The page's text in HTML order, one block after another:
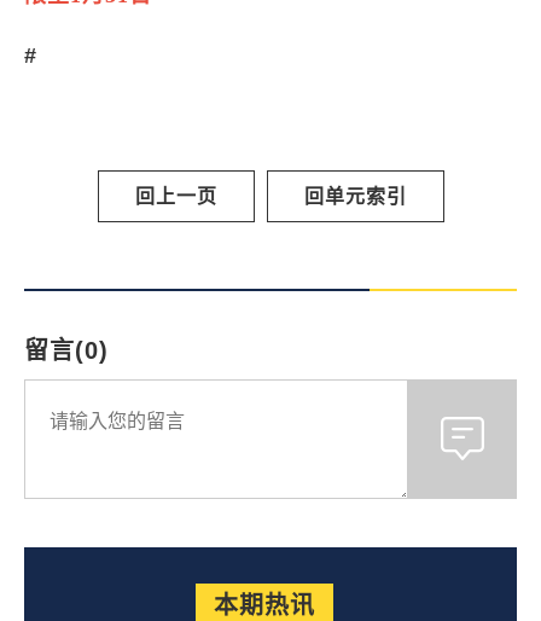
#
回上一页 回单元索引
留言(0)
本期热讯